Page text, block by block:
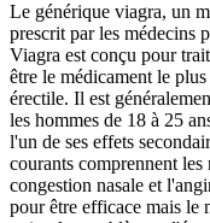
Le générique viagra, un
prescrit par les médecins
Viagra est conçu pour
être le médicament le
érectile. Il est
les hommes de 18 à 25
l'un de ses effets
courants comprennent les
congestion nasale et
pour être efficace mais le